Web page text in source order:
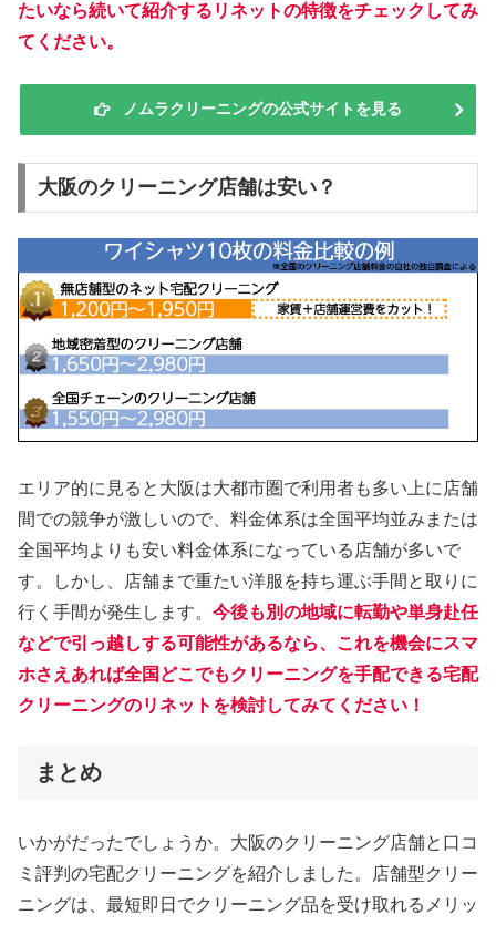
たいなら続いて紹介するリネットの特徴をチェックしてみ
てください。
ノムラクリーニングの公式サイトを見る
大阪のクリーニング店舗は安い？
エリア的に見ると大阪は大都市圏で利用者も多い上に店舗
間での競争が激しいので、料金体系は全国平均並みまたは
全国平均よりも安い料金体系になっている店舗が多いで
す。しかし、店舗まで重たい洋服を持ち運ぶ手間と取りに
行く手間が発生します。 今後も別の地域に転勤や単身赴任
などで引っ越しする可能性があるなら、これを機会にスマ
ホさえあれば全国どこでもクリーニングを手配できる宅配
クリーニングのリネットを検討してみてください！
まとめ
いかがだったでしょうか。大阪のクリーニング店舗と口コ
ミ評判の宅配クリーニングを紹介しました。店舗型クリー
ニングは、最短即日でクリーニング品を受け取れるメリッ